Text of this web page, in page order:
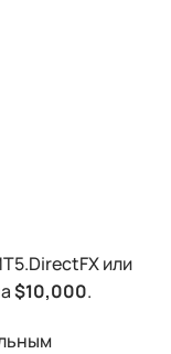
или
$10,000.